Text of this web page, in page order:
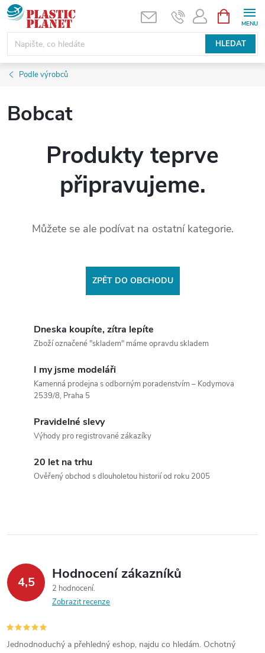
Přejít
na
obsah
HLEDAT
NÁKUPNÍ
KOŠÍK
Podle výrobců
Bobcat
Produkty teprve
připravujeme.
Můžete se ale podívat na ostatní kategorie.
ZPĚT DO OBCHODU
Dneska koupíte, zítra lepíte
Zboží označené "skladem" máme opravdu skladem
I my jsme modeláři
Kamenná prodejna s odborným poradenstvím – Kodymova
2539/8, Praha 5
Pravidelné slevy
Výhody pro registrované zákazíky
20 let na trhu
Ověřený obchod s dlouholetou historií od roku 2005
4,5 Hodnocení zákazníků
2 hodnocení
Zobrazit recenze
Jednodnoduchý a přehledný eshop, najdu co hledám. Ochotný